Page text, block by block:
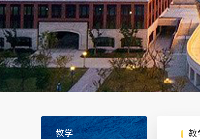
教学 教